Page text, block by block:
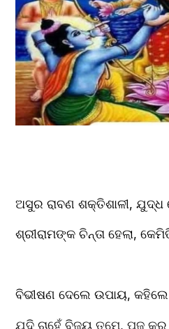
ଅସୁର ରାବଣ ଶକ୍ତିଶାଳୀ, ଯୁଦ୍ଧ
ଶ୍ରୀରାମଙ୍କ ଚିନ୍ତା ହେଲା,
ବିଭୀଷଣ ଦେଲେ ଉପାୟ, କହିଲେ
ଯଦି ଚାହେଁ ବିଜୟ ତୁମେ, ପୂଜ କର